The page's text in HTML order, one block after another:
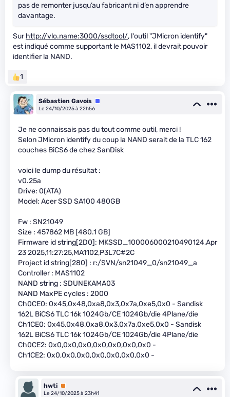
pas de remonter jusqu’au fabricant ni d’en apprendre
davantage.
Surhttp://vlo.name:3000/ssdtool/, l'outil "JMicron identify"
est indiqué comme supportant le MAS1102, il devrait pouvoir
identifier la NAND.
1
Sébastien Gavois Équipe
Le 24/10/2025 à 22h56
Je ne connaissais pas du tout comme outil, merci !
Selon JMicron identify du coup la NAND serait de la TLC 162
couches BiCS6 de chez SanDisk
voici le dump du résultat :
v0.25a
Drive: 0(ATA)
Model: Acer SSD SA100 480GB
Fw : SN21049
Size : 457862 MB [480.1 GB]
Firmware id string[2D0]: MKSSD_100006000210490124,Apr
23 2025,11:27:25,MA1102,P3L7C#2C
Project id string[280] : r:/SVN/sn21049_0/sn21049_a
Controller : MAS1102
NAND string : SDUNEKAMA03
NAND MaxPE cycles : 2000
Ch0CE0: 0x45,0x48,0xa8,0x3,0x7a,0xe5,0x0 - Sandisk
162L BiCS6 TLC 16k 1024Gb/CE 1024Gb/die 4Plane/die
Ch1CE0: 0x45,0x48,0xa8,0x3,0x7a,0xe5,0x0 - Sandisk
162L BiCS6 TLC 16k 1024Gb/CE 1024Gb/die 4Plane/die
Ch0CE2: 0x0,0x0,0x0,0x0,0x0,0x0,0x0 -
Ch1CE2: 0x0,0x0,0x0,0x0,0x0,0x0,0x0 -
hwti Premium
Le 24/10/2025 à 23h41